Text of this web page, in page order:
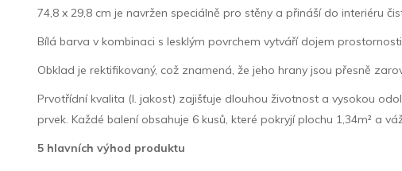
74,8 x 29,8 cm je navržen speciálně pro stěny a přináší do interiéru
Bílá barva v kombinaci s lesklým povrchem vytváří dojem
Obklad je rektifikovaný, což znamená, že jeho hrany jsou přesně
Prvotřídní kvalita (I. jakost) zajišťuje dlouhou životnost a vysokou
prvek. Každé balení obsahuje 6 kusů, které pokryjí plochu 1,34m² a
5 hlavních výhod produktu